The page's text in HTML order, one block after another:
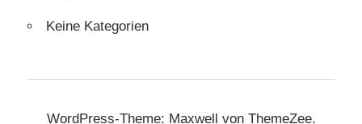
Keine Kategorien
WordPress-Theme: Maxwell von ThemeZee.